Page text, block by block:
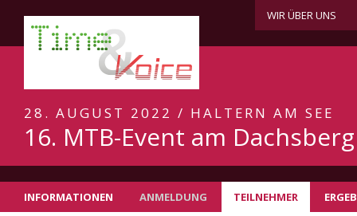
WIR ÜBER UNS
28. AUGUST 2022 / HALTERN AM SEE
16. MTB-Event am
INFORMATIONEN ANMELDUNG TEILNEHMER